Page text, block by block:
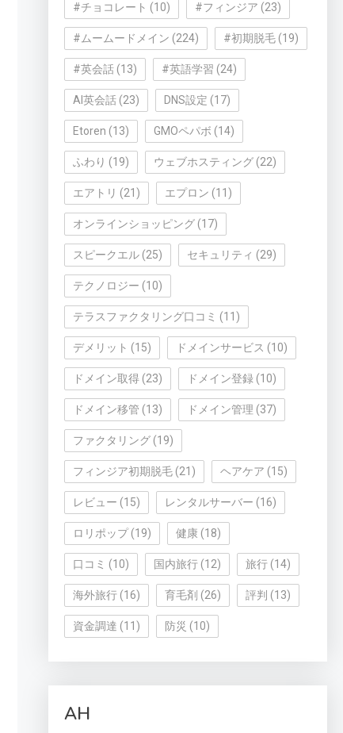
#チョコレート (10) #フィンジア (23)
#ムームードメイン (224) #初期脱毛(19)
#英会話(13) #英語学習 (24)
AI英会話(23) DNS設定 (17)
Etoren (13) GMOペパボ (14)
ふわり (19) ウェブホスティング(22)
エアトリ (21) エプロン (11)
オンラインショッピング(17)
スピークエル(25) セキュリティ (29)
テクノロジー (10)
テラスファクタリング口コミ (11)
デメリット (15) ドメインサービス (10)
ドメイン取得(23) ドメイン登録 (10)
ドメイン移管 (13) ドメイン管理 (37)
ファクタリング(19)
フィンジア初期脱毛(21) ヘアケア (15)
レビュー (15) レンタルサーバー (16)
ロリポップ(19) 健康(18)
口コミ (10) 国内旅行(12) 旅行(14)
海外旅行(16) 育毛剤 (26) 評判 (13)
資金調達 (11) 防災 (10)
AH